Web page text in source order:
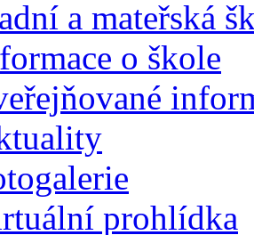
a mateřská
o škole
prohlídka